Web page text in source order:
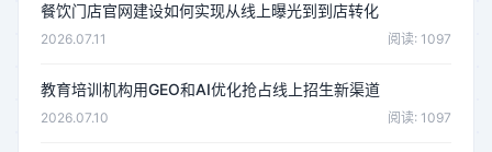
餐饮门店官网建设如何实现从线上曝光到到店转化
2026.07.11 阅读: 1097
教育培训机构用GEO和AI优化抢占线上招生新渠道
2026.07.10 阅读: 1097